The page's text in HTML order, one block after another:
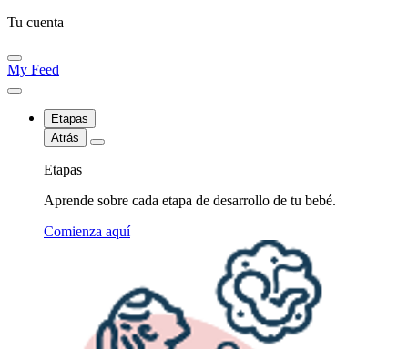
Tu cuenta
My Feed
Etapas
Atrás
Etapas
Aprende sobre cada etapa de desarrollo de tu bebé.
Comienza aquí